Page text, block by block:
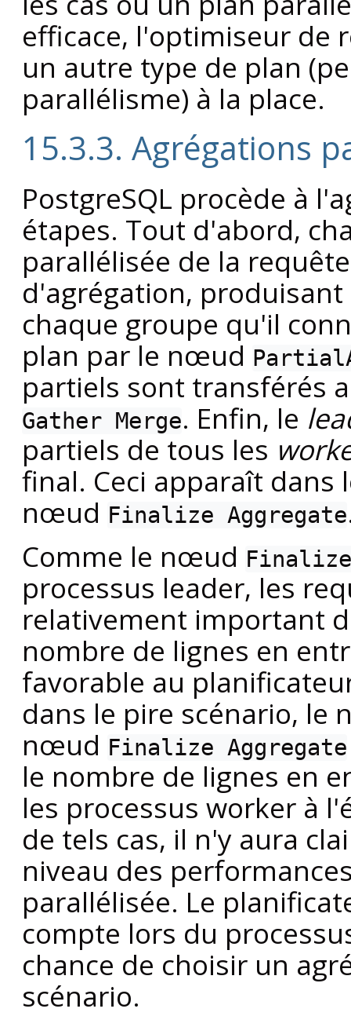
efficace, l'optimiseur de
un autre type de plan
parallélisme) à la place.
15.3.3. Agrégations
PostgreSQL procède à
étapes. Tout d'abord,
parallélisée de la
d'agrégation,
chaque groupe qu'il
plan par le nœud
partiels sont transférés
Gather Merge. Enfin, le
partiels de tous les
final. Ceci apparaît
nœud Finalize Aggregate
Comme le nœud
processus leader, les
relativement important
nombre de lignes en
favorable au
dans le pire scénario, le
nœud Finalize Aggregate
le nombre de lignes en
les processus worker à
de tels cas, il n'y aura
niveau des
parallélisée. Le
compte lors du
chance de choisir un
scénario.